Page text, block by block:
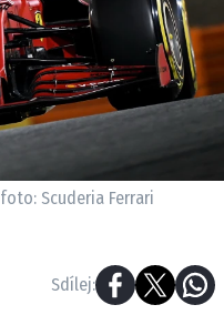
|
foto: Scuderia Ferrari
Sdílej: